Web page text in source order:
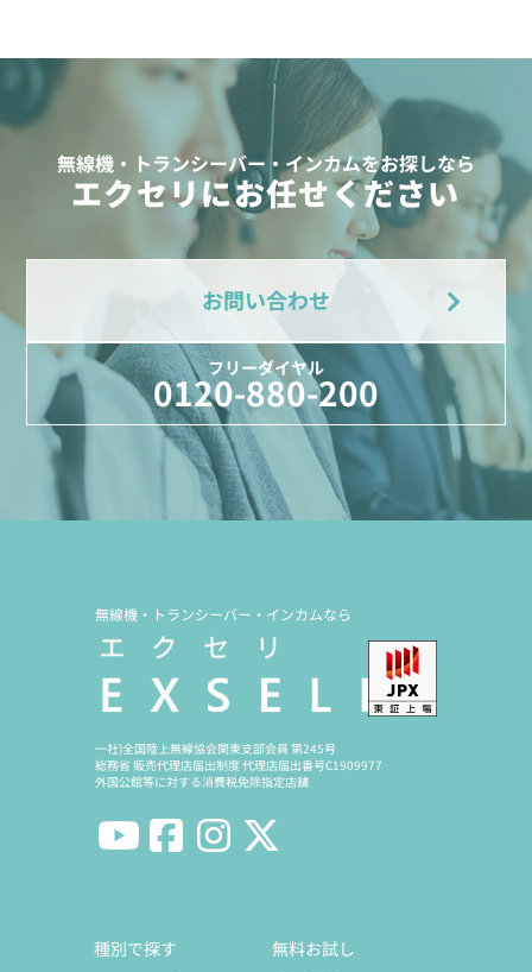
無線機・トランシーバー・インカムをお探しなら
エクセリにお任せください
お問い合わせ
フリーダイヤル
0120-880-200
無線機・トランシーバー・インカムなら
一社)全国陸上無線協会関東支部会員 第245号
総務省 販売代理店届出制度 代理店届出番号C1909977
外国公館等に対する消費税免除指定店舗
種別で探す
無料お試し